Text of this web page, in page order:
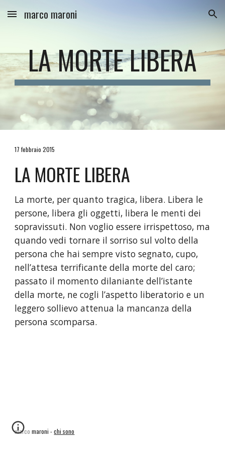
Skip to main content Skip to navigation
marco maroni
LA MORTE LIBERA
17 febbraio 2015
LA MORTE LIBERA
La morte, per quanto tragica, libera. Libera le
persone, libera gli oggetti, libera le menti dei
sopravissuti. Non voglio essere irrispettoso, ma
quando vedi tornare il sorriso sul volto della
persona che hai sempre visto segnato, cupo,
nell’attesa terrificante della morte del caro;
passato il momento dilaniante dell’istante
della morte, ne cogli l’aspetto liberatorio e un
leggero sollievo attenua la mancanza della
persona scomparsa.
marco maroni -chi sono